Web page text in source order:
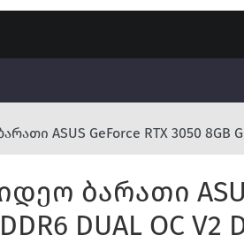
ASUS GeForce RTX 3050 8GB
ბარათი
DUAL OC V2